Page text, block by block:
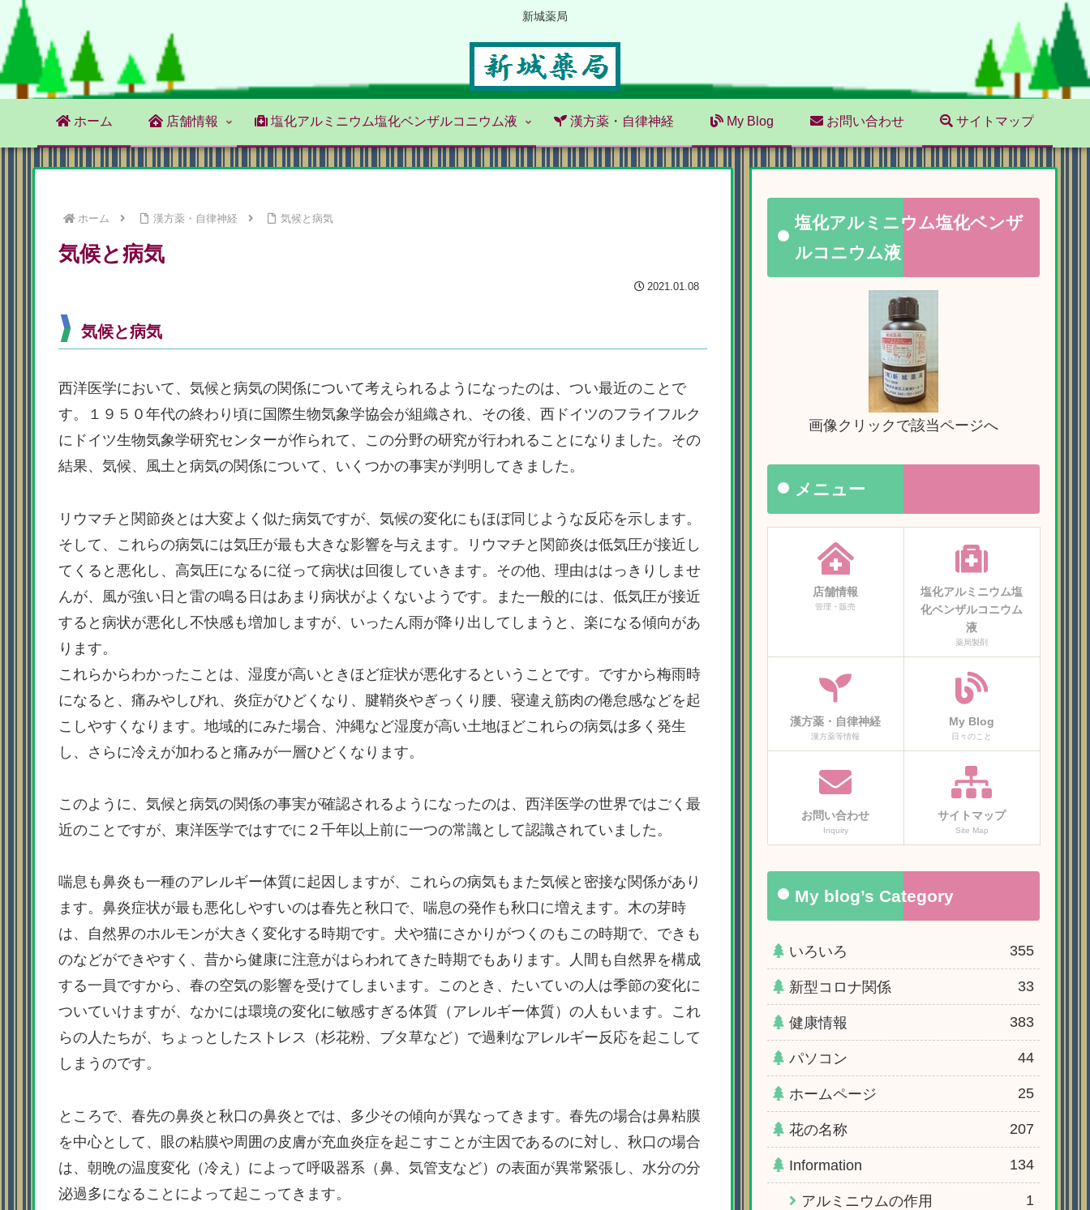
新城薬局
ホーム 店舗情報 塩化アルミニウム塩化ベンザルコニウム液 漢方薬・自律神経 My Blog お問い合わせ サイトマップ
ホーム 漢方薬・自律神経 気候と病気
気候と病気
2021.01.08
気候と病気
西洋医学において、気候と病気の関係について考えられるようになったのは、つい最近のことで
す。１９５０年代の終わり頃に国際生物気象学協会が組織され、その後、西ドイツのフライフルク
にドイツ生物気象学研究センターが作られて、この分野の研究が行われることになりました。その
結果、気候、風土と病気の関係について、いくつかの事実が判明してきました。
リウマチと関節炎とは大変よく似た病気ですが、気候の変化にもほぼ同じような反応を示します。
そして、これらの病気には気圧が最も大きな影響を与えます。リウマチと関節炎は低気圧が接近し
てくると悪化し、高気圧になるに従って病状は回復していきます。その他、理由ははっきりしませ
んが、風が強い日と雷の鳴る日はあまり病状がよくないようです。また一般的には、低気圧が接近
すると病状が悪化し不快感も増加しますが、いったん雨が降り出してしまうと、楽になる傾向があ
ります。
これらからわかったことは、湿度が高いときほど症状が悪化するということです。ですから梅雨時
になると、痛みやしびれ、炎症がひどくなり、腱鞘炎やぎっくり腰、寝違え筋肉の倦怠感などを起
こしやすくなります。地域的にみた場合、沖縄など湿度が高い土地ほどこれらの病気は多く発生
し、さらに冷えが加わると痛みが一層ひどくなります。
このように、気候と病気の関係の事実が確認されるようになったのは、西洋医学の世界ではごく最
近のことですが、東洋医学ではすでに２千年以上前に一つの常識として認識されていました。
喘息も鼻炎も一種のアレルギー体質に起因しますが、これらの病気もまた気候と密接な関係があり
ます。鼻炎症状が最も悪化しやすいのは春先と秋口で、喘息の発作も秋口に増えます。木の芽時
は、自然界のホルモンが大きく変化する時期です。犬や猫にさかりがつくのもこの時期で、できも
のなどができやすく、昔から健康に注意がはらわれてきた時期でもあります。人間も自然界を構成
する一員ですから、春の空気の影響を受けてしまいます。このとき、たいていの人は季節の変化に
ついていけますが、なかには環境の変化に敏感すぎる体質（アレルギー体質）の人もいます。これ
らの人たちが、ちょっとしたストレス（杉花粉、ブタ草など）で過剰なアレルギー反応を起こして
しまうのです。
ところで、春先の鼻炎と秋口の鼻炎とでは、多少その傾向が異なってきます。春先の場合は鼻粘膜
を中心として、眼の粘膜や周囲の皮膚が充血炎症を起こすことが主因であるのに対し、秋口の場合
は、朝晩の温度変化（冷え）によって呼吸器系（鼻、気管支など）の表面が異常緊張し、水分の分
泌過多になることによって起こってきます。
塩化アルミニウム塩化ベンザ
ルコニウム液
画像クリックで該当ページへ
メニュー
店舗情報
管理・販売
塩化アルミニウム塩
化ベンザルコニウム
液
薬局製剤
漢方薬・自律神経
漢方薬等情報
My Blog
日々のこと
お問い合わせ
Inquiry
サイトマップ
Site Map
My blog’s Category
いろいろ 355
新型コロナ関係 33
健康情報 383
パソコン 44
ホームページ 25
花の名称 207
Information 134
アルミニウムの作用 1